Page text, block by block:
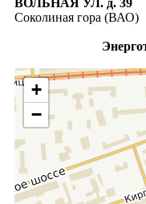
Соколиная гора (ВАО)
+
−